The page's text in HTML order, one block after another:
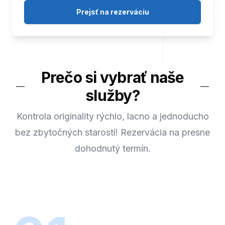
Prejsť na rezerváciu
Prečo si vybrať naše
služby?
Kontrola originality rýchlo, lacno a jednoducho
bez zbytočných starostí! Rezervácia na presne
dohodnutý termín.